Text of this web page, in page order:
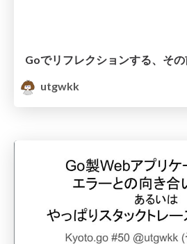
Goでリフレクションする、そ
utgwkk